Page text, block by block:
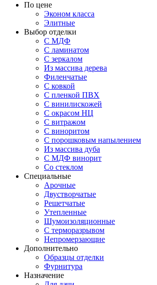
По цене
Эконом класса
Элитные
Выбор отделки
С МДФ
С ламинатом
С зеркалом
Из массива дерева
Филенчатые
С ковкой
С пленкой ПВХ
С винилискожей
С окрасом НЦ
С витражом
С виноритом
С порошковым напылением
Из массива дуба
С МДФ винорит
Со стеклом
Специальные
Арочные
Двустворчатые
Решетчатые
Утепленные
Шумоизоляционные
С терморазрывом
Непромерзающие
Дополнительно
Образцы отделки
Фурнитура
Назначение